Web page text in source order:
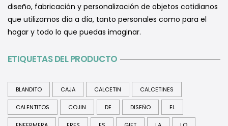
diseño, fabricación y personalización de objetos cotidianos
que utilizamos día a día, tanto personales como para el
hogar y todo lo que puedas imaginar.
ETIQUETAS DEL PRODUCTO
BLANDITO CAJA CALCETIN CALCETINES
CALENTITOS COJIN DE DISEÑO EL